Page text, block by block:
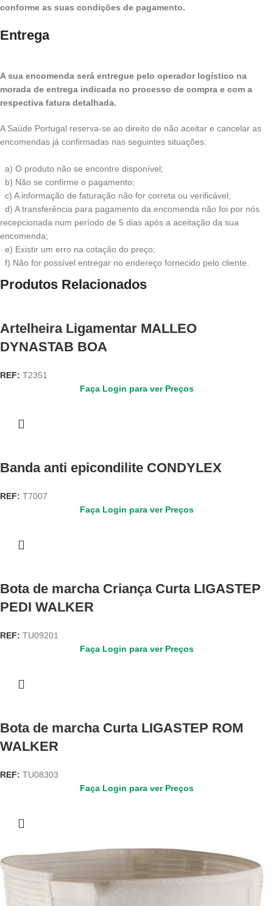
conforme as suas condições de pagamento.
Entrega
A sua encomenda será entregue pelo operador logístico na
morada de entrega indicada no processo de compra e com a
respectiva fatura detalhada.
A Saúde Portugal reserva-se ao direito de não aceitar e cancelar as
encomendas já confirmadas nas seguintes situações:
a) O produto não se encontre disponível;
b) Não se confirme o pagamento;
c) A informação de faturação não for correta ou verificável;
d) A transferência para pagamento da encomenda não foi por nós
recepcionada num período de 5 dias após a aceitação da sua
encomenda;
e) Existir um erro na cotação do preço;
f) Não for possível entregar no endereço fornecido pelo cliente.
Produtos Relacionados
Artelheira Ligamentar MALLEO
DYNASTAB BOA
REF: T2351
Faça Login para ver Preços
Banda anti epicondilite CONDYLEX
REF: T7007
Faça Login para ver Preços
Bota de marcha Criança Curta LIGASTEP
PEDI WALKER
REF: TU09201
Faça Login para ver Preços
Bota de marcha Curta LIGASTEP ROM
WALKER
REF: TU08303
Faça Login para ver Preços